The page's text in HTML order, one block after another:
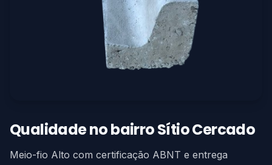
Qualidade no bairro Sítio Cercado
Meio-fio Alto com certificação ABNT e entrega